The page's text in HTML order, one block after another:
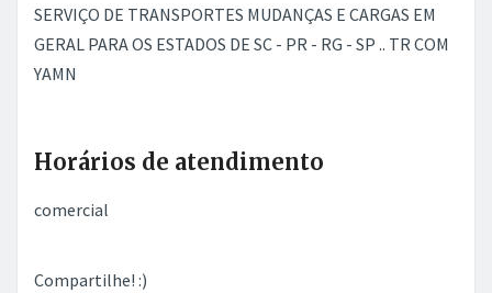
SERVIÇO DE TRANSPORTES MUDANÇAS E CARGAS EM
GERAL PARA OS ESTADOS DE SC - PR - RG - SP .. TR COM
YAMN
Horários de atendimento
comercial
Compartilhe! :)